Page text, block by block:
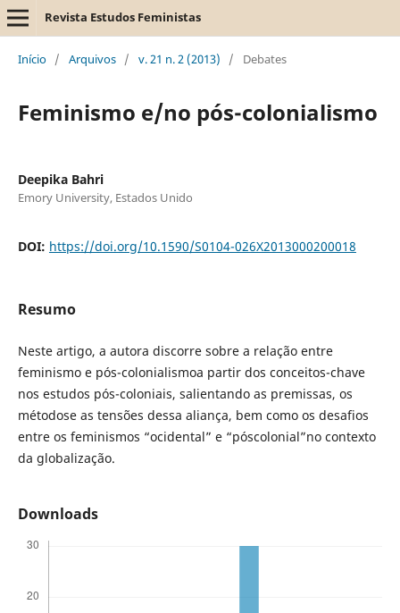
Revista Estudos Feministas
Início / Arquivos / v. 21 n. 2 (2013) / Debates
Feminismo e/no pós-colonialismo
Deepika Bahri
Emory University, Estados Unido
DOI: https://doi.org/10.1590/S0104-026X2013000200018
Resumo
Neste artigo, a autora discorre sobre a relação entre
feminismo e pós-colonialismoa partir dos conceitos-chave
nos estudos pós-coloniais, salientando as premissas, os
métodose as tensões dessa aliança, bem como os desafios
entre os feminismos “ocidental” e “póscolonial”no contexto
da globalização.
Downloads